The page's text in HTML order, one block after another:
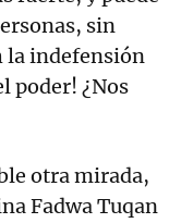
sin
la indefensión
poder! ¿Nos
otra mirada,
Fadwa Tuqan